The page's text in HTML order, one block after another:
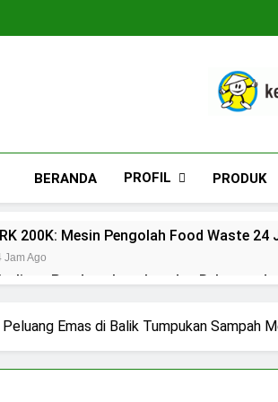
BERANDA PROFIL PRODUK
200K: Mesin Pengolah Food Waste
Jam Ago
Panduan Lengkap dan
Panduan Lengkap dan
Biophos_kkogas: Panduan
Emas di Balik Tumpukan Sampah